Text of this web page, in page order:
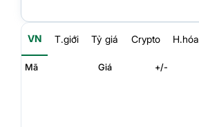
VN T.giới Tỷ giá Crypto H.hóa
Mã Giá +/-